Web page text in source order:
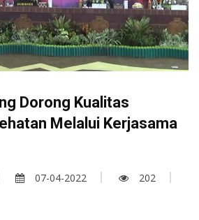
Dorong Kualitas
Melalui Kerjasama
07-04-2022
202